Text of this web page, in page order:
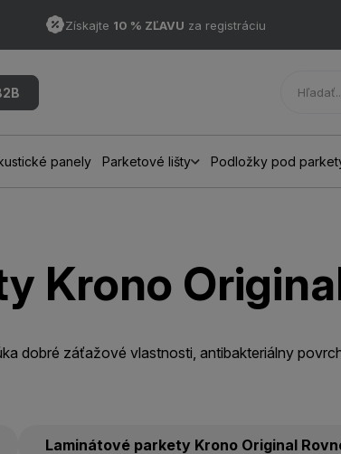
Získajte 10 % ZĽAVU za registráciu
panely Parketové lišty Podložky pod
Krono
dobré záťažové vlastnosti, antibakteriálny
Laminátové parkety Krono Original